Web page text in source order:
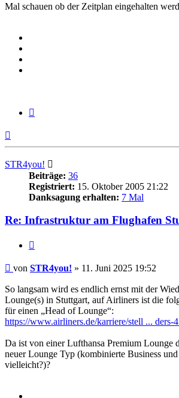
Mal schauen ob der Zeitplan eingehalten
STR4you!
Beiträge: 36
Registriert: 15. Oktober 2005 21:22
Danksagung erhalten: 7 Mal
Re: Infrastruktur am Flughafen
Beitrag
von STR4you! » 11. Juni 2025 19:52
So langsam wird es endlich ernst mit der
Lounge(s) in Stuttgart, auf Airliners ist die
für einen „Head of Lounge“:
https://www.airliners.de/karriere/stell ... ders-
Da ist von einer Lufthansa Premium Lounge
neuer Lounge Typ (kombinierte Business
vielleicht?)?